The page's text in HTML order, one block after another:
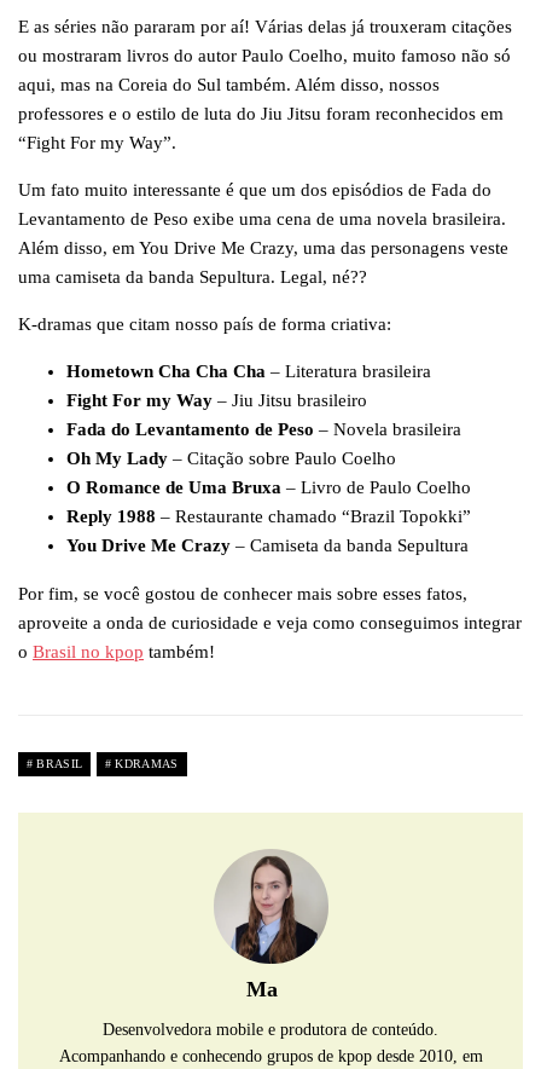
E as séries não pararam por aí! Várias delas já trouxeram citações
ou mostraram livros do autor Paulo Coelho, muito famoso não só
aqui, mas na Coreia do Sul também. Além disso, nossos
professores e o estilo de luta do Jiu Jitsu foram reconhecidos em
“Fight For my Way”.
Um fato muito interessante é que um dos episódios de Fada do
Levantamento de Peso exibe uma cena de uma novela brasileira.
Além disso, em You Drive Me Crazy, uma das personagens veste
uma camiseta da banda Sepultura. Legal, né??
K-dramas que citam nosso país de forma criativa:
Hometown Cha Cha Cha – Literatura brasileira
Fight For my Way – Jiu Jitsu brasileiro
Fada do Levantamento de Peso – Novela brasileira
Oh My Lady – Citação sobre Paulo Coelho
O Romance de Uma Bruxa – Livro de Paulo Coelho
Reply 1988 – Restaurante chamado “Brazil Topokki”
You Drive Me Crazy – Camiseta da banda Sepultura
Por fim, se você gostou de conhecer mais sobre esses fatos,
aproveite a onda de curiosidade e veja como conseguimos integrar
o Brasil no kpop também!
BRASIL KDRAMAS
Ma
Desenvolvedora mobile e produtora de conteúdo.
Acompanhando e conhecendo grupos de kpop desde 2010, em